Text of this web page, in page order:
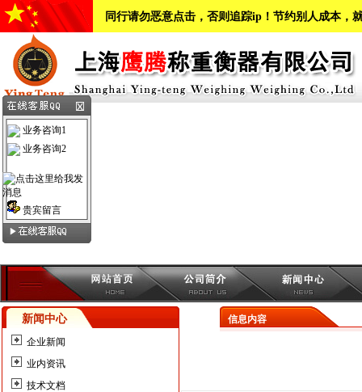
同行请勿恶意点击，否则追踪ip！节约别人成本，
新闻中心
企业新闻
业内资讯
技术文档
信息内容
业务咨询1
业务咨询2
贵宾留言